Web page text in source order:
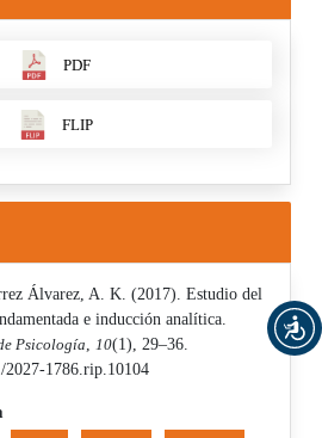
PDF
FLIP
Álvarez, A. K. (2017). Estudio del
e inducción analítica.
Psicología,10(1), 29–36.
1786.rip.10104